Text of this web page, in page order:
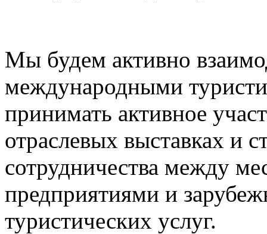
Мы будем активно
международными
принимать активное
отраслевых выставках и
сотрудничества между
предприятиями и
туристических услуг.